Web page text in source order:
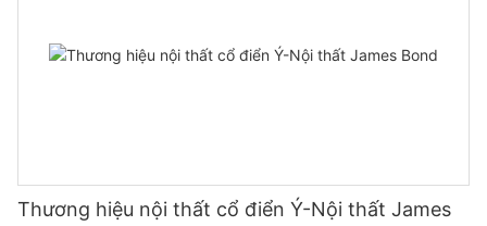
Thương hiệu nội thất cổ điển Ý-Nội thất James